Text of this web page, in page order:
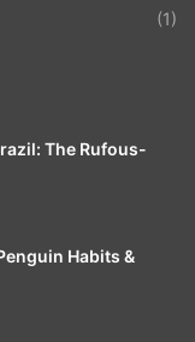
(1)
The Rufous-
Habits &